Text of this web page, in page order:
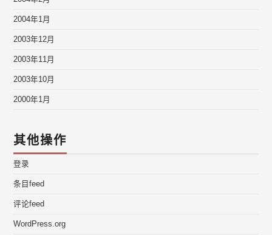
2004年1月
2003年12月
2003年11月
2003年10月
2000年1月
其他操作
登录
条目feed
评论feed
WordPress.org